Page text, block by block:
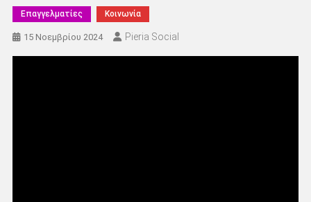
Επαγγελματίες Κοινωνία
15 Νοεμβρίου 2024 Pieria Social